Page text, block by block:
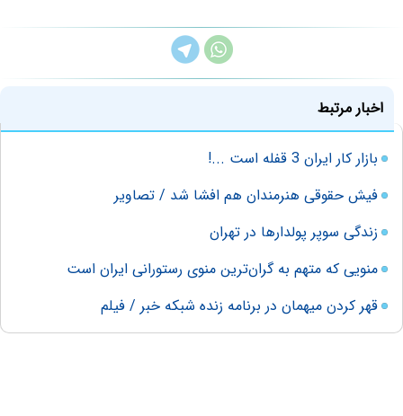
اخبار مرتبط
بازار کار ایران 3 قفله است ...!
فیش حقوقی هنرمندان هم افشا شد / تصاویر
زندگی سوپر پولدارها در تهران
منویی که متهم به گران‌ترین منوی رستورانی ایران است
قهر کردن میهمان در برنامه زنده شبکه خبر / فیلم